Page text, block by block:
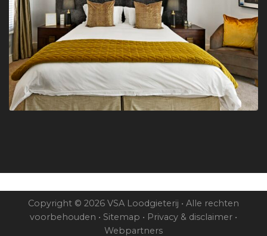
Copyright © 2026 VSA Loodgieterij • Alle rechten
voorbehouden • Sitemap • Privacy & disclaimer •
Webpartners